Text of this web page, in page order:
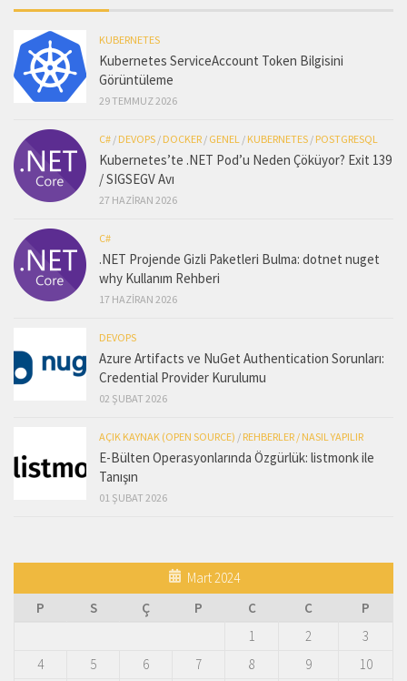
KUBERNETES
Kubernetes ServiceAccount Token Bilgisini
Görüntüleme
29 TEMMUZ 2026
C# / DEVOPS / DOCKER / GENEL / KUBERNETES / POSTGRESQL
Kubernetes’te .NET Pod’u Neden Çöküyor? Exit 139
/ SIGSEGV Avı
27 HAZIRAN 2026
C#
.NET Projende Gizli Paketleri Bulma: dotnet nuget
why Kullanım Rehberi
17 HAZIRAN 2026
DEVOPS
Azure Artifacts ve NuGet Authentication Sorunları:
Credential Provider Kurulumu
02 ŞUBAT 2026
AÇIK KAYNAK (OPEN SOURCE) / REHBERLER / NASIL YAPILIR
E-Bülten Operasyonlarında Özgürlük: listmonk ile
Tanışın
01 ŞUBAT 2026
Mart 2024
P
S Ç P C C
P
1
2
3
4
5 6 7 8 9 10